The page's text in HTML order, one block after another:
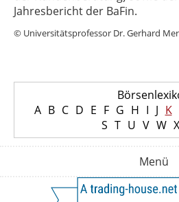
Jahresbericht der BaFin.
© Universitätsprofessor Dr. Gerhard
A B C D E F G H I J K
S T U V W X
Menü